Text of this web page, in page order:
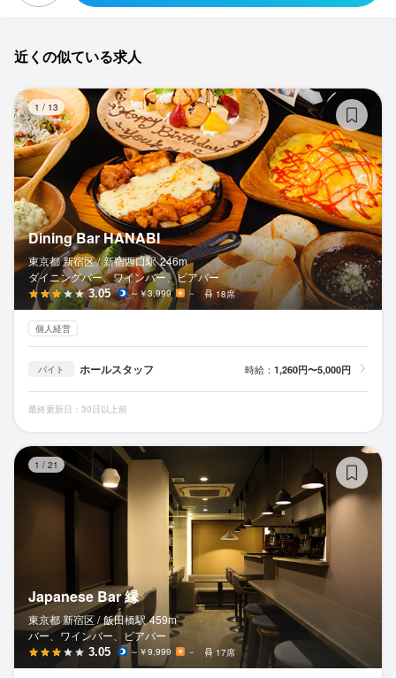
近くの似ている求人
1 / 13
Dining Bar HANABI
東京都 新宿区 / 新宿西口駅 246m
ダイニングバー、ワインバー、ビアバー
3.05 ～￥3,999 － 18席
個人経営
バイト ホールスタッフ 時給： 1,260円〜5,000円
最終更新日：30日以上前
1 / 21
Japanese Bar 縁
東京都 新宿区 / 飯田橋駅 459m
バー、ワインバー、ビアバー
3.05 ～￥9,999 － 17席